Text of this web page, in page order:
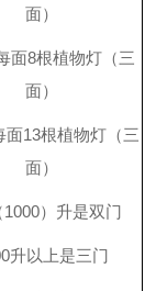
面）
面8根植物灯（三
面）
面13根植物灯（三
面）
1000）升是双门
升以上是三门